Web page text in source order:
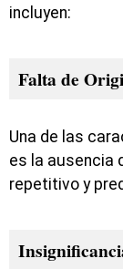
incluyen:
Falta de
Una de las
es la ausencia
repetitivo y